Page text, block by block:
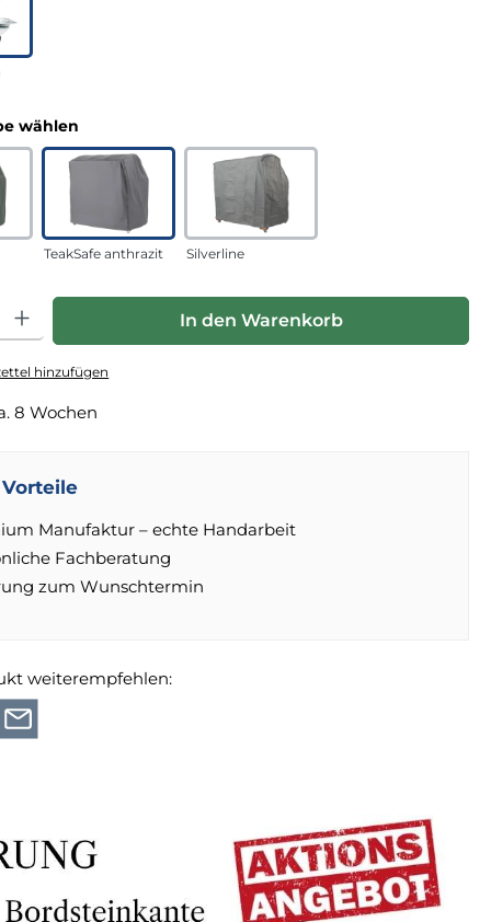
wählen
TeakSafe anthrazit Silverline
Gib den gewünschten Wert ein oder benutze die
In den Warenkorb
hinzufügen
8 Wochen
Manufaktur – echte Handarbeit
Fachberatung
zum Wunschtermin
weiterempfehlen: